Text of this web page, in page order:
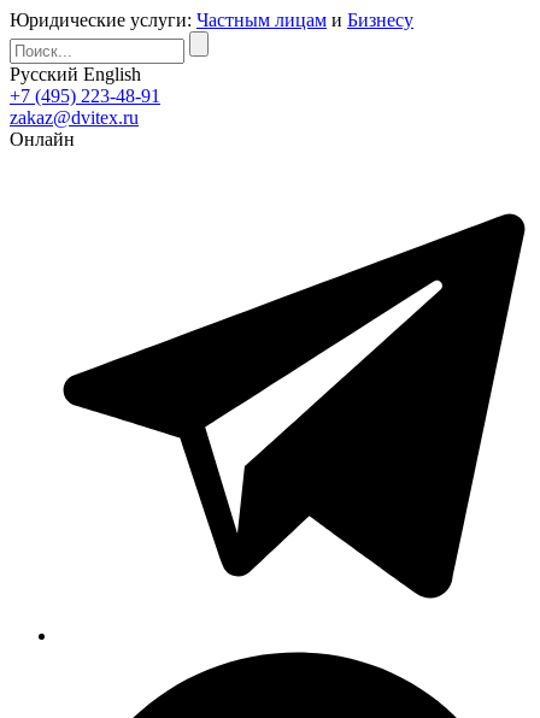
Юридические услуги: Частным лицам и Бизнесу
Русский English
+7 (495) 223-48-91
zakaz@dvitex.ru
Онлайн